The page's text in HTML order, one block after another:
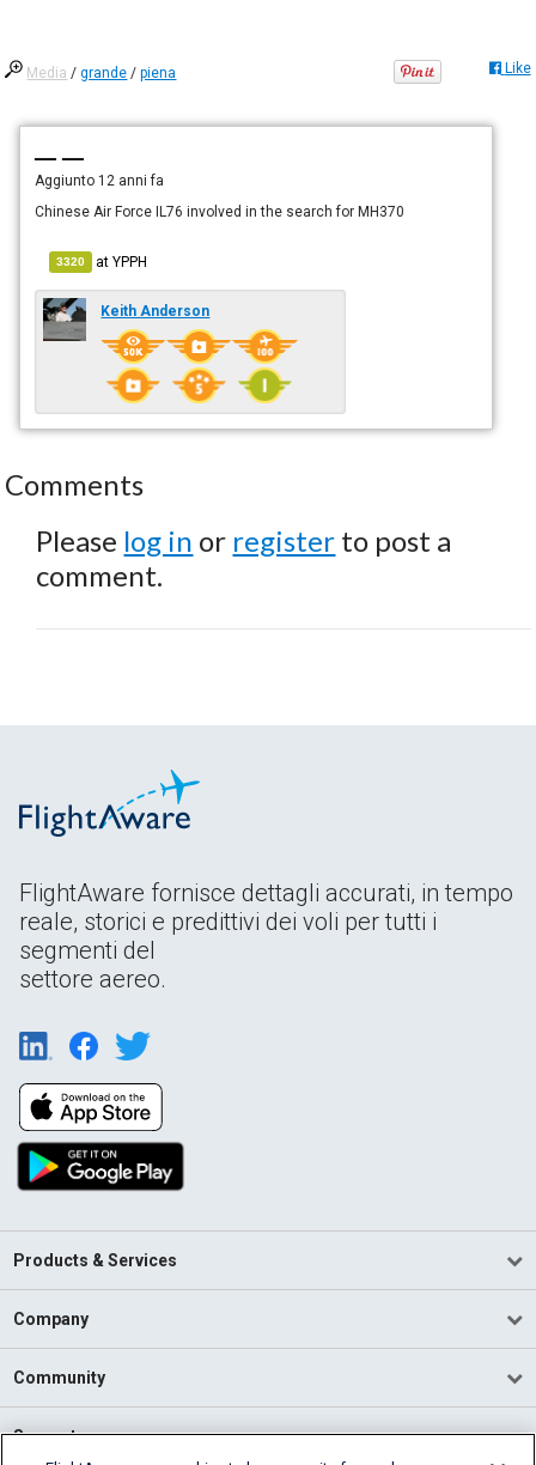
Media /grande /piena Like
— —
Aggiunto 12 anni fa
Chinese Air Force IL76 involved in the search for MH370
3320 atYPPH
Keith Anderson
Comments
Please log in or register to post a
comment.
FlightAware fornisce dettagli accurati, in tempo
reale, storici e predittivi dei voli per tutti i
segmenti del
settore aereo.
Products & Services
Company
Community
Support